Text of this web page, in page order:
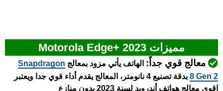
مميزات Motorola Edge+ 2023
معالج قوي جداً: الهاتف يأتي مزود بمعالج Snapdragon
8 Gen 2
بدقة تصنيع 4 نانومتر، المعالج يقدم أداء قوي جدا ويعتبر
اقوى معالج هواتف أندرويد لسنة 2023 بدون منازع